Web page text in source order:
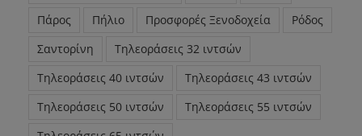
Πάρος
Πήλιο Προσφορές Ξενοδοχεία
Ρόδος
Σαντορίνη
Τηλεοράσεις 32 ιντσών
Τηλεοράσεις 40 ιντσών
Τηλεοράσεις 43 ιντσών
Τηλεοράσεις 50 ιντσών
Τηλεοράσεις 55 ιντσών